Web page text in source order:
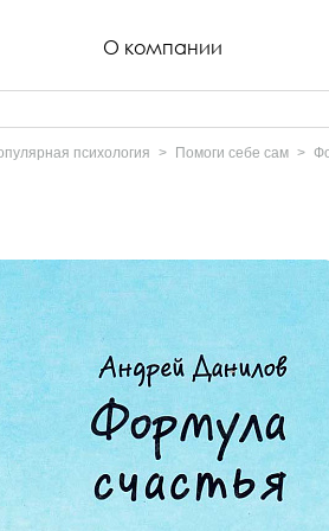
О компании
психология Помоги себе сам